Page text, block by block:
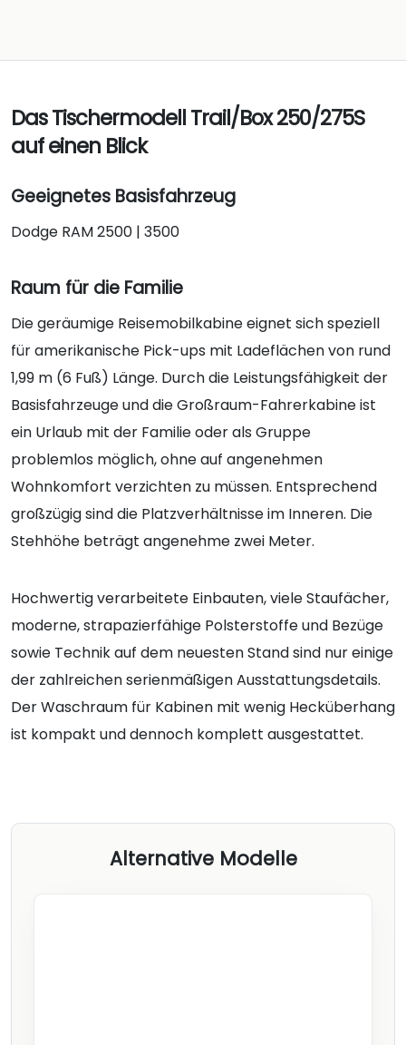
Das Tischermodell Trail/Box 250/275S
auf einen Blick
Geeignetes Basisfahrzeug
Dodge RAM 2500 | 3500
Raum für die Familie
Die geräumige Reisemobilkabine eignet sich speziell
für amerikanische Pick-ups mit Ladeflächen von rund
1,99 m (6 Fuß) Länge. Durch die Leistungsfähigkeit der
Basisfahrzeuge und die Großraum-Fahrerkabine ist
ein Urlaub mit der Familie oder als Gruppe
problemlos möglich, ohne auf angenehmen
Wohnkomfort verzichten zu müssen. Entsprechend
großzügig sind die Platzverhältnisse im Inneren. Die
Stehhöhe beträgt angenehme zwei Meter.
Hochwertig verarbeitete Einbauten, viele Staufächer,
moderne, strapazierfähige Polsterstoffe und Bezüge
sowie Technik auf dem neuesten Stand sind nur einige
der zahlreichen serienmäßigen Ausstattungsdetails.
Der Waschraum für Kabinen mit wenig Hecküberhang
ist kompakt und dennoch komplett ausgestattet.
Alternative Modelle